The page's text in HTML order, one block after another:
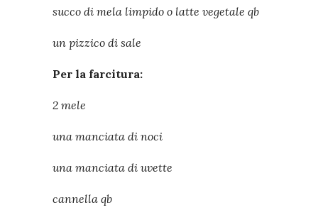
succo di mela limpido o latte vegetale qb
un pizzico di sale
Per la farcitura:
2 mele
una manciata di noci
una manciata di uvette
cannella qb